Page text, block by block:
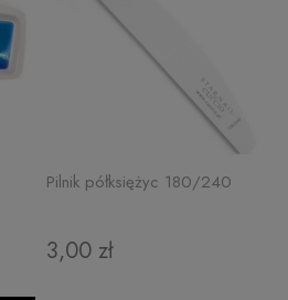
Pilnik półksiężyc 180/240
3,00 zł